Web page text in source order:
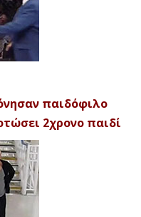
παιδόφιλο
2χρονο παιδί